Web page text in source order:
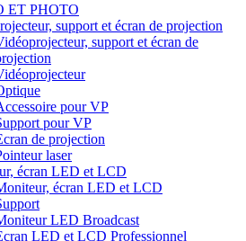
ET PHOTO
support et écran de projection
support et écran de
pour VP
pour VP
de projection
laser
écran LED et LCD
écran LED et LCD
LED Broadcast
LED et LCD Professionnel